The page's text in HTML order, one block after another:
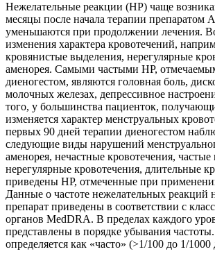
Нежелательные реакции (HP) чаще
месяцы после начала терапии препаратом
уменьшаются при продолжении лечения.
изменения характера кровотечений,
кровянистые выделения, нерегулярные
аменорея. Самыми частыми HP,
диеногестом, являются головная боль,
молочных железах, депрессивное
того, у большинства пациенток,
изменяется характер менструальных
первых 90 дней терапии диеногестом
следующие виды нарушений
аменорея, нечастные кровотечения, частые
нерегулярные кровотечения, длительные
приведены HP, отмеченные при
Данные о частоте нежелательных реакций
препарат приведены в соответствии с
органов MedDRA. В пределах каждого
представлены в порядке убывания частоты.
определяется как «часто» (>1/100 до 1/1000